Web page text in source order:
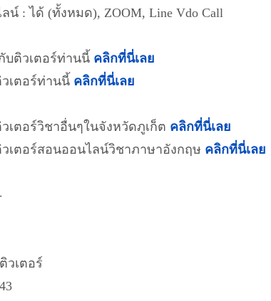
น์ : ได้ (ทั้งหมด), ZOOM, Line Vdo Call
บติวเตอร์ท่านนี้ คลิกที่นี่เลย
เตอร์ท่านนี้ คลิกที่นี่เลย
เตอร์วิชาอื่นๆในจังหวัดภูเก็ต คลิกที่นี่เลย
เตอร์สอนออนไลน์วิชาภาษาอังกฤษ คลิกที่นี่เลย
วเตอร์